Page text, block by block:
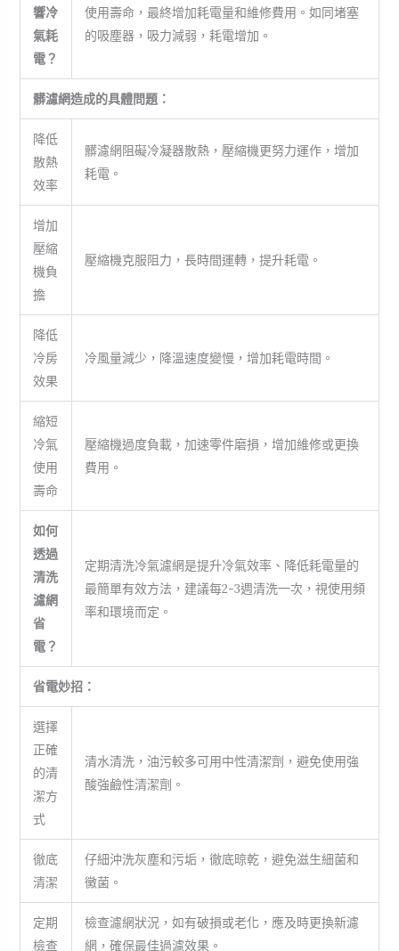
響冷
氣耗
電？
使用壽命，最終增加耗電量和維修費用。如同堵塞
的吸塵器，吸力減弱，耗電增加。
髒濾網造成的具體問題：
降低
散熱
效率
髒濾網阻礙冷凝器散熱，壓縮機更努力運作，增加
耗電。
增加
壓縮
機負
擔
壓縮機克服阻力，長時間運轉，提升耗電。
降低
冷房
效果
冷風量減少，降溫速度變慢，增加耗電時間。
縮短
冷氣
使用
壽命
壓縮機過度負載，加速零件磨損，增加維修或更換
費用。
如何
透過
清洗
濾網
省
電？
定期清洗冷氣濾網是提升冷氣效率、降低耗電量的
最簡單有效方法，建議每2-3週清洗一次，視使用頻
率和環境而定。
省電妙招：
選擇
正確
的清
潔方
式
清水清洗，油污較多可用中性清潔劑，避免使用強
酸強鹼性清潔劑。
徹底
清潔
仔細沖洗灰塵和污垢，徹底晾乾，避免滋生細菌和
黴菌。
定期
檢查
檢查濾網狀況，如有破損或老化，應及時更換新濾
網，確保最佳過濾效果。